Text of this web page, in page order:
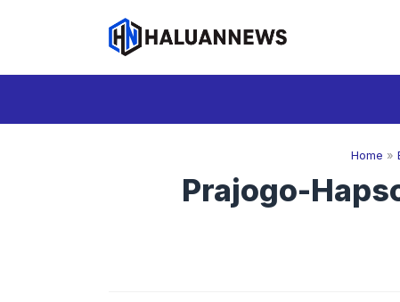
Home »
Prajogo-